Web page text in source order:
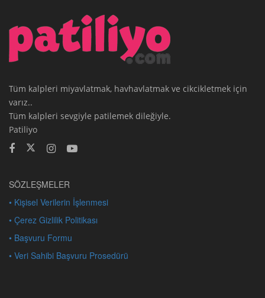
Tüm kalpleri miyavlatmak, havhavlatmak ve cikcikletmek için
varız..
Tüm kalpleri sevgiyle patilemek dileğiyle.
Patiliyo
SÖZLEŞMELER
• Kişisel Verilerin İşlenmesi
• Çerez Gizlilik Politikası
• Başvuru Formu
• Veri Sahibi Başvuru Prosedürü